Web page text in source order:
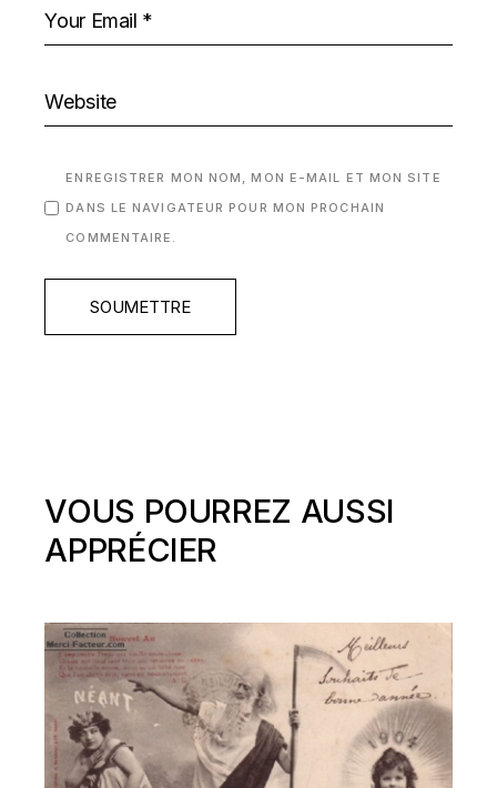
ENREGISTRER MON NOM, MON E-MAIL ET MON SITE
DANS LE NAVIGATEUR POUR MON PROCHAIN
COMMENTAIRE.
SOUMETTRE
VOUS POURREZ AUSSI
APPRÉCIER